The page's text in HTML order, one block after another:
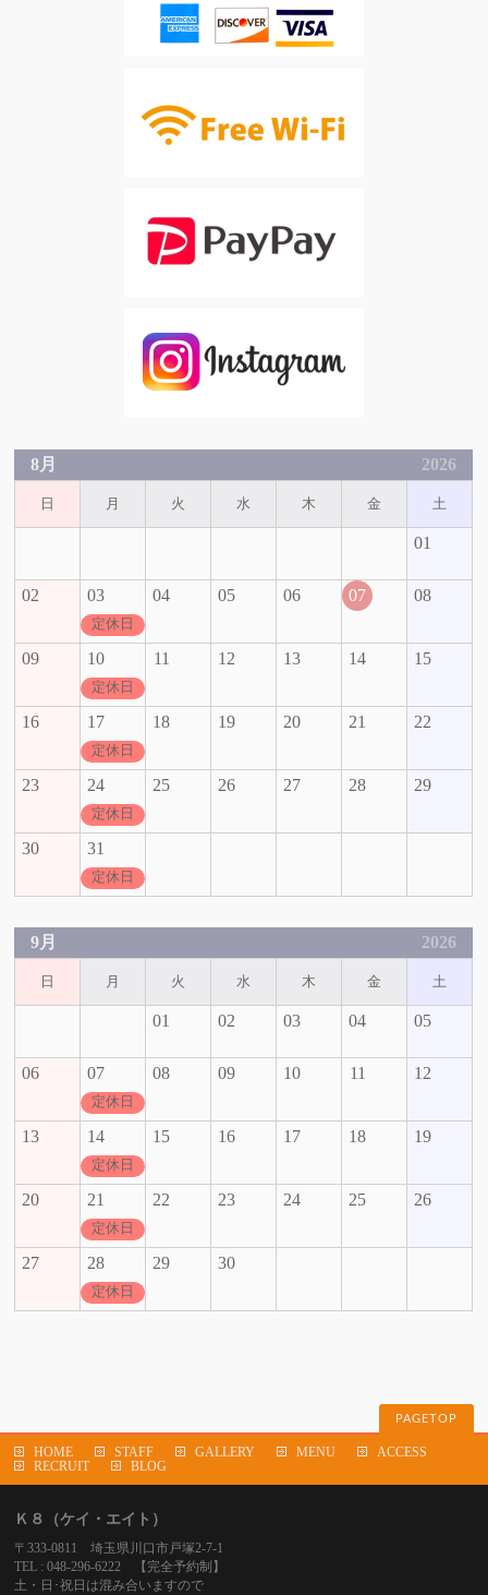
8月 2026
日 月 火 水 木 金 土
01
02 03
定休日
04 05 06 07 08
09 10
定休日
11 12 13 14 15
16 17
定休日
18 19 20 21 22
23 24
定休日
25 26 27 28 29
30 31
定休日
9月 2026
日 月 火 水 木 金 土
01 02 03 04 05
06 07
定休日
08 09 10 11 12
13 14
定休日
15 16 17 18 19
20 21
定休日
22 23 24 25 26
27 28
定休日
29 30
PAGETOP
HOME STAFF GALLERY MENU
ACCESS
RECRUIT
BLOG
Ｋ８（ケイ・エイト）
〒333-0811 埼玉県川口市戸塚2-7-1
TEL : 048-296-6222 【完全予約制】
土・日･祝日は混み合いますので